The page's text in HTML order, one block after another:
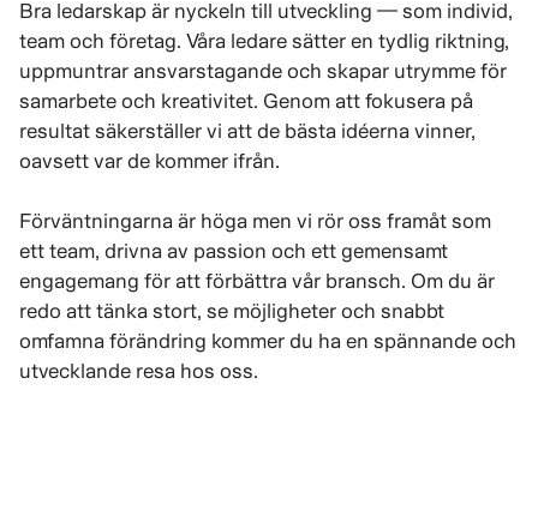
Bra ledarskap är nyckeln till utveckling — som individ,
team och företag. Våra ledare sätter en tydlig riktning,
uppmuntrar ansvarstagande och skapar utrymme för
samarbete och kreativitet. Genom att fokusera på
resultat säkerställer vi att de bästa idéerna vinner,
oavsett var de kommer ifrån.
Förväntningarna är höga men vi rör oss framåt som
ett team, drivna av passion och ett gemensamt
engagemang för att förbättra vår bransch. Om du är
redo att tänka stort, se möjligheter och snabbt
omfamna förändring kommer du ha en spännande och
utvecklande resa hos oss.